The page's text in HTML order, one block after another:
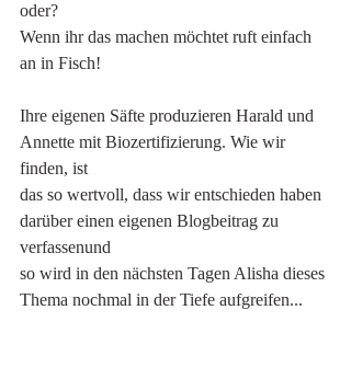
oder?
Wenn ihr das machen möchtet ruft einfach
an in Fisch!
Ihre eigenen Säfte produzieren Harald und
Annette mit Biozertifizierung. Wie wir
finden, ist
das so wertvoll, dass wir entschieden haben
darüber einen eigenen Blogbeitrag zu
verfassenund
so wird in den nächsten Tagen Alisha dieses
Thema nochmal in der Tiefe aufgreifen...